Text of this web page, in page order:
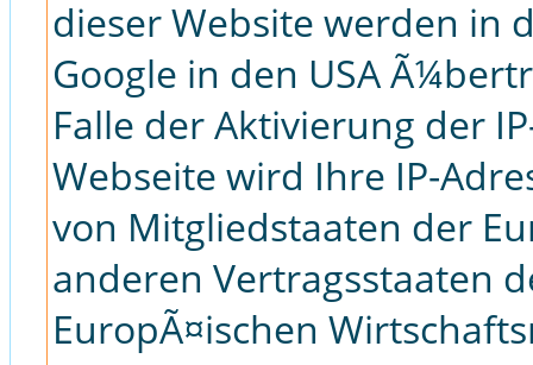
dieser Website werden in
Google in den USA
Falle der Aktivierung der
Webseite wird Ihre IP-
von Mitgliedstaaten der
anderen Vertragsstaaten
EuropÃ¤ischen